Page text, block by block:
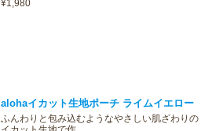
¥1,980
alohaイカット生地ポーチ ライムイエロー
ふんわりと包み込むようなやさしい肌ざわりの